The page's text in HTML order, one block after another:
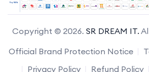
Copyright © 2026. SR DREAM IT.
Official Brand Protection Notice
Privacy Policy
Refund Policy